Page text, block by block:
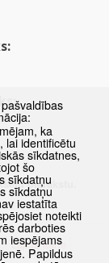
pierakstu.
Lapas karte
ka
lai identificētu
sīkdatnes,
šo
sīkdatņu
sīkdatņu
iestatīta
noteikti
darboties
iespējams
Papildus